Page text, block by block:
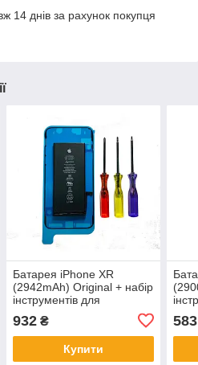
14 днів за рахунок покупця
Батарея iPhone XR
(2942mAh) Original + набір
інструментів для
932₴
Купити
583